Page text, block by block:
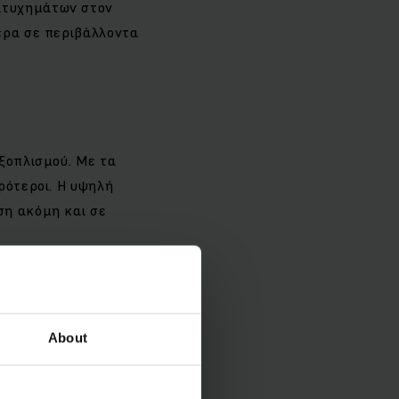
About
στον
σε περιβάλλοντα
Με τα
Η υψηλή
ακόμη και σε
χάρη στη φιλική
θα το